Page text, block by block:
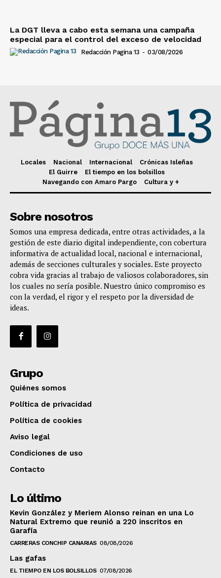
La DGT lleva a cabo esta semana una campaña
especial para el control del exceso de velocidad
Redacción Pagina 13 - 03/08/2026
Locales Nacional Internacional
Crónicas Isleñas
El Guirre
El tiempo en los bolsillos
Navegando con Amaro Pargo
Cultura y +
Sobre nosotros
Somos una empresa dedicada, entre otras actividades, a la
gestión de este diario digital independiente, con cobertura
informativa de actualidad local, nacional e internacional,
además de secciones culturales y sociales. Este proyecto
cobra vida gracias al trabajo de valiosos colaboradores, sin
los cuales no sería posible. Nuestro único compromiso es
con la verdad, el rigor y el respeto por la diversidad de
ideas.
Grupo
Quiénes somos
Política de privacidad
Política de cookies
Aviso legal
Condiciones de uso
Contacto
Lo último
Kevin González y Meriem Alonso reinan en una Lo
Natural Extremo que reunió a 220 inscritos en
Garafía
CARRERAS CONCHIP CANARIAS 08/08/2026
Las gafas
EL TIEMPO EN LOS BOLSILLOS 07/08/2026